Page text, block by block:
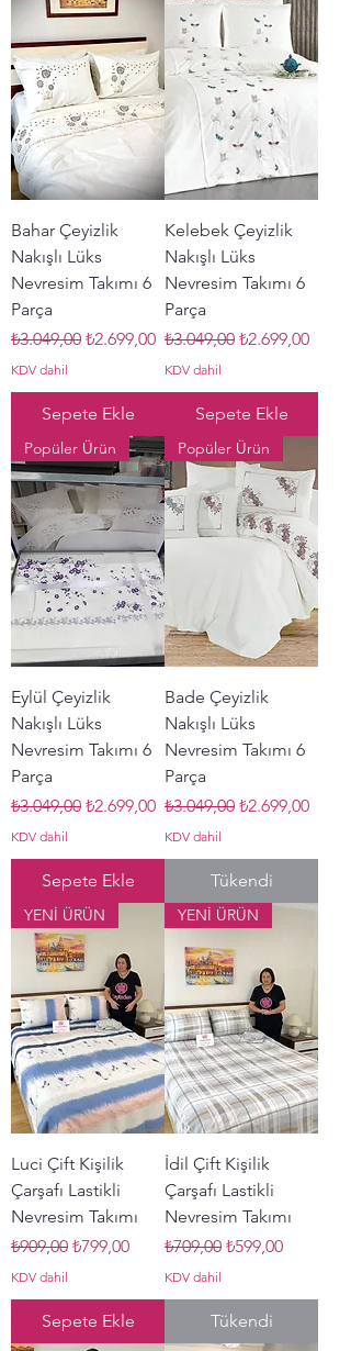
Bahar Çeyizlik
Nakışlı Lüks
Nevresim Takımı 6
Parça
Normal Fiyat
₺3.049,00 İndirimli Fiyat
₺2.699,00
KDV dahil
Sepete Ekle
Kelebek Çeyizlik
Nakışlı Lüks
Nevresim Takımı 6
Parça
Normal Fiyat
₺3.049,00 İndirimli Fiyat
₺2.699,00
KDV dahil
Sepete Ekle
Popüler Ürün
Eylül Çeyizlik
Nakışlı Lüks
Nevresim Takımı 6
Parça
Normal Fiyat
₺3.049,00 İndirimli Fiyat
₺2.699,00
KDV dahil
Sepete Ekle
Popüler Ürün
Bade Çeyizlik
Nakışlı Lüks
Nevresim Takımı 6
Parça
Normal Fiyat
₺3.049,00 İndirimli Fiyat
₺2.699,00
KDV dahil
Tükendi
YENİ ÜRÜN
Luci Çift Kişilik
Çarşafı Lastikli
Nevresim Takımı
Normal Fiyat
₺909,00 İndirimli Fiyat
₺799,00
KDV dahil
Sepete Ekle
YENİ ÜRÜN
İdil Çift Kişilik
Çarşafı Lastikli
Nevresim Takımı
Normal Fiyat
₺709,00 İndirimli Fiyat
₺599,00
KDV dahil
Tükendi